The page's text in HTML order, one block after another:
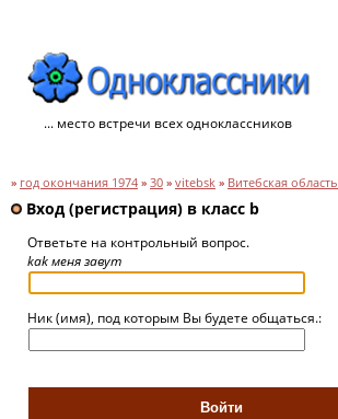
... место встречи всех одноклассников
» год окончания 1974 » 30 » vitebsk » Витебская область
Вход (регистрация) в класс b
Ответьте на контрольный вопрос.
kak меня завут
Ник (имя), под которым Вы будете общаться.: